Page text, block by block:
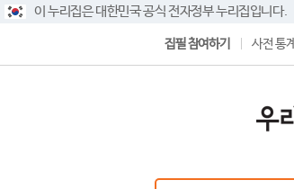
이 누리집은 대한민국 공식 전자정부 누리집입니다.
집필 참여하기 사전 통계